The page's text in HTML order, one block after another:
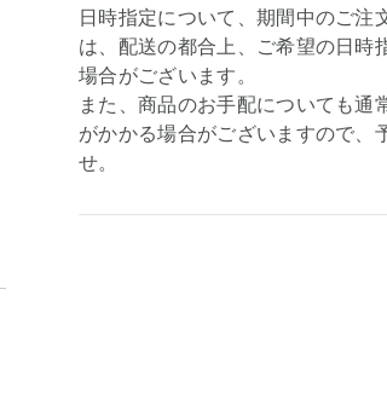
日時指定について、期間中のご注
は、配送の都合上、ご希望の日時
場合がございます。
また、商品のお手配についても通
がかかる場合がございますので、
せ。